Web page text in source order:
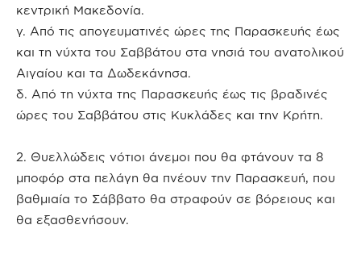
κεντρική Μακεδονία.
γ. Από τις απογευματινές ώρες της Παρασκευής έως
και τη νύχτα του Σαββάτου στα νησιά του ανατολικού
Αιγαίου και τα Δωδεκάνησα.
δ. Από τη νύχτα της Παρασκευής έως τις βραδινές
ώρες του Σαββάτου στις Κυκλάδες και την Κρήτη.
2. Θυελλώδεις νότιοι άνεμοι που θα φτάνουν τα 8
μποφόρ στα πελάγη θα πνέουν την Παρασκευή, που
βαθμιαία το Σάββατο θα στραφούν σε βόρειους και
θα εξασθενήσουν.